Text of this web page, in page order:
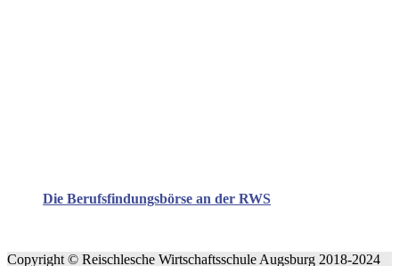
Die Berufsfindungsbörse an der RWS
Copyright © Reischlesche Wirtschaftsschule Augsburg 2018-2024